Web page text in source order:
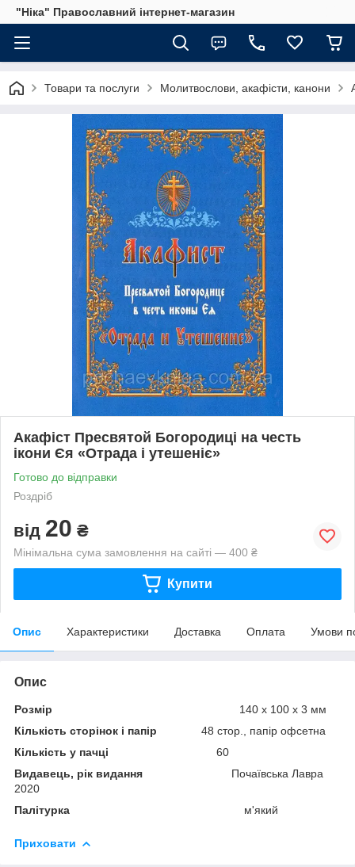
"Ніка" Православний інтернет-магазин
Товари та послуги Молитвослови, акафісти, канони
Акафіст Пресвятой Богородиці на честь
ікони Єя «Отрада і утешеніє»
Готово до відправки
Роздріб
від 20 ₴
Мінімальна сума замовлення на сайті — 400 ₴
Купити
Опис Характеристики Доставка Оплата Умови
Опис
Розмір 140 х 100 х 3 мм
Кількість сторінок і папір 48 стор., папір офсетна
Кількість у пачці 60
Видавець, рік видання Почаївська Лавра
2020
Палітурка м'який
Приховати